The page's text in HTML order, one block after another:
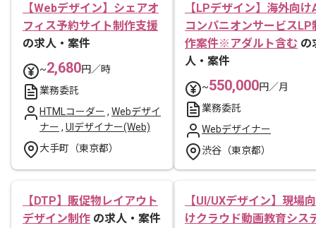
【Webデザイン】シェアオ
フィス予約サイト制作支援
の求人・案件
~2,680円／時
業務委託
HTMLコーダー , Webデザイ
ナー , UIデザイナー(Web)
大手町（東京都）
【LPデザイン】海外向け
コンパニオンサービスLP
作案件※アダルト含む の
人・案件
~550,000円／月
業務委託
Webデザイナー
渋谷（東京都）
【DTP】販促物レイアウト
デザイン制作 の求人・案件
【UI/UXデザイン】現場向
けクラウド動画教育シス